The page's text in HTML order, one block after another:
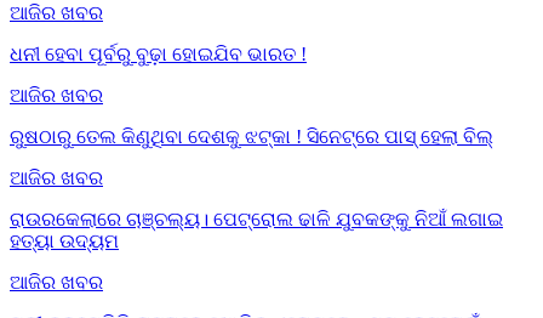
ଆଜିର ଖବର
ଧନୀ ହେବା ପୂର୍ବରୁ ବୁଢ଼ା ହୋଇଯିବ ଭାରତ !
ଆଜିର ଖବର
ରୁଷଠାରୁ ତେଲ କିଣୁଥିବା ଦେଶକୁ ଝଟ୍‌କା ! ସିନେଟ୍‌ରେ ପାସ୍ ହେଲା ବିଲ୍
ଆଜିର ଖବର
ରାଉରକେଲାରେ ଚାଞ୍ଚଲ୍ୟ। ପେଟ୍ରୋଲ ଢାଳି ଯୁବକଙ୍କୁ ନିଆଁ ଲଗାଇ
ହତ୍ୟା ଉଦ୍ୟମ
ଆଜିର ଖବର